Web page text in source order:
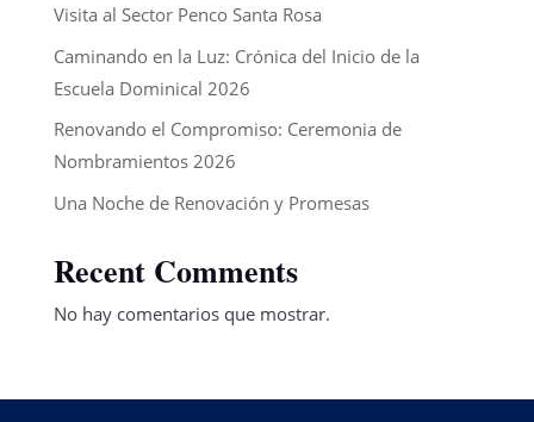
Visita al Sector Penco Santa Rosa
Caminando en la Luz: Crónica del Inicio de la
Escuela Dominical 2026
Renovando el Compromiso: Ceremonia de
Nombramientos 2026
Una Noche de Renovación y Promesas
Recent Comments
No hay comentarios que mostrar.